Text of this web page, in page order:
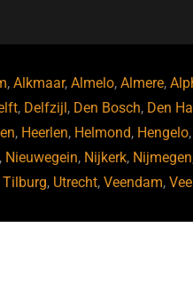
, Alkmaar, Almelo, Almere,
, Delfzijl , Den Bosch, Den
, Heerlen, Helmond, Hengelo,
, Nieuwegein, Nijkerk, Nijmegen
Tilburg, Utrecht, Veendam,